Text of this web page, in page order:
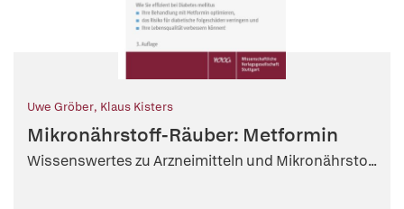
Uwe Gröber, Klaus Kisters
Mikronährstoff-Räuber: Metformin
Wissenswertes zu Arzneimitteln und Mikronährsto...